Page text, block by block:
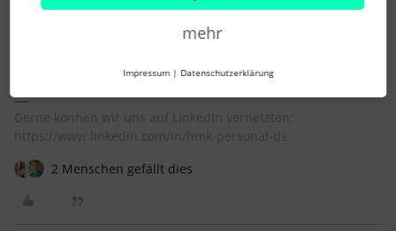
Geschäftsführer anders.
Gerne können wir uns auf LinkedIn vernetzten:
https://www.linkedin.com/in/hmk-personal-ds
2 Menschen gefällt dies
mehr
Impressum | Datenschutzerklärung